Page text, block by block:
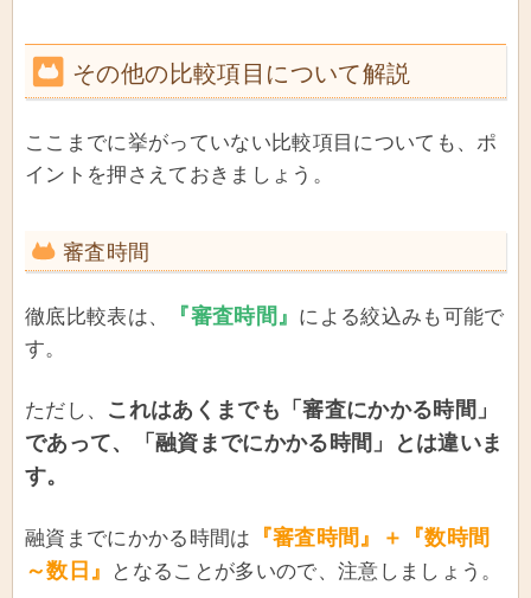
その他の比較項目について解説
ここまでに挙がっていない比較項目についても、ポ
イントを押さえておきましょう。
審査時間
徹底比較表は、 『審査時間』 による絞込みも可能で
す。
ただし、 これはあくまでも「審査にかかる時間」
であって、「融資までにかかる時間」とは違いま
す。
融資までにかかる時間は
『審査時間』＋『数時間
～数日』
となることが多いので、注意しましょう。